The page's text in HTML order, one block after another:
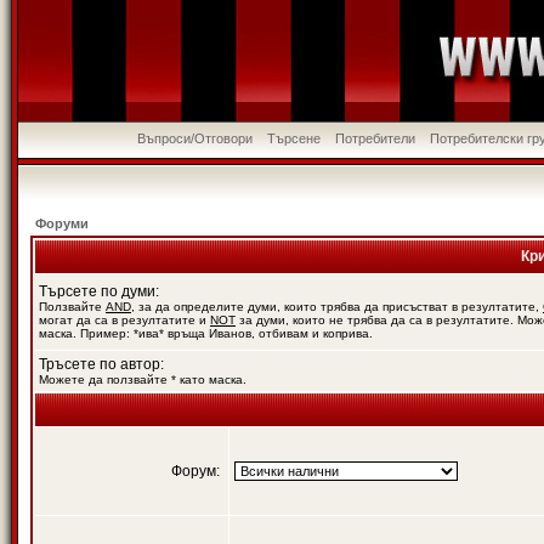
Въпроси/Отговори Търсене Потребители Потребителски
Форуми
Търсете по думи:
Ползвайте AND , за да определите думи, които трябва да присъстват в резултатите,
могат да са в резултатите и NOT за думи, които не трябва да са в резултатите.
маска. Пример: *ива* връща Иванов, отбивам и коприва.
Тръсете по автор:
Можете да ползвайте * като маска.
Форум: